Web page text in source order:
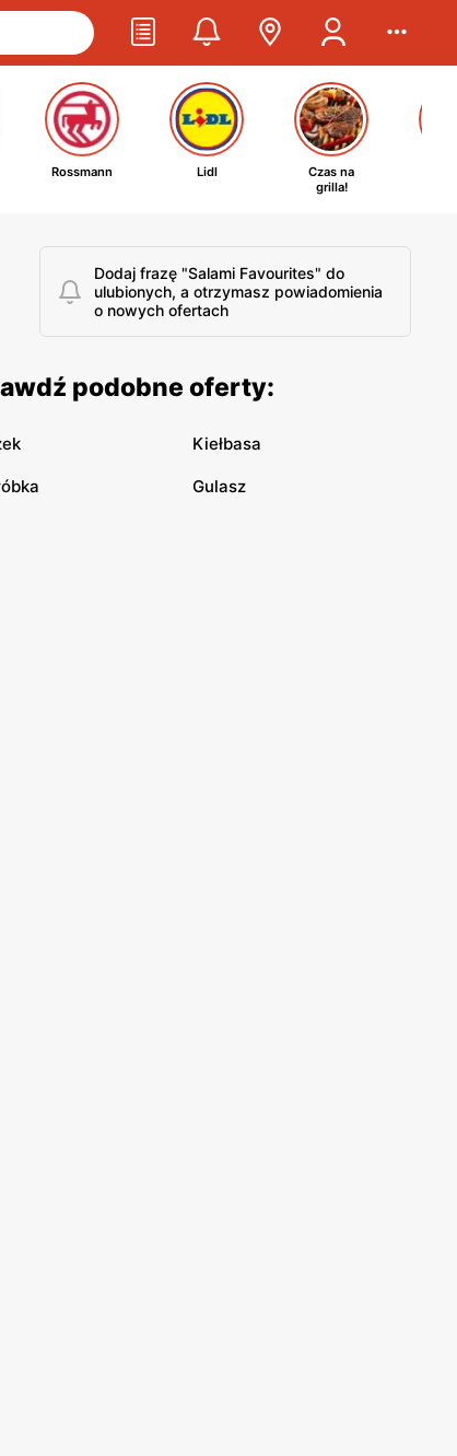
Rossmann Lidl
Czas na
grilla!
Dodaj frazę "Salami Favourites" do
ulubionych, a otrzymasz powiadomienia
o nowych ofertach
podobne oferty:
Kiełbasa
Gulasz